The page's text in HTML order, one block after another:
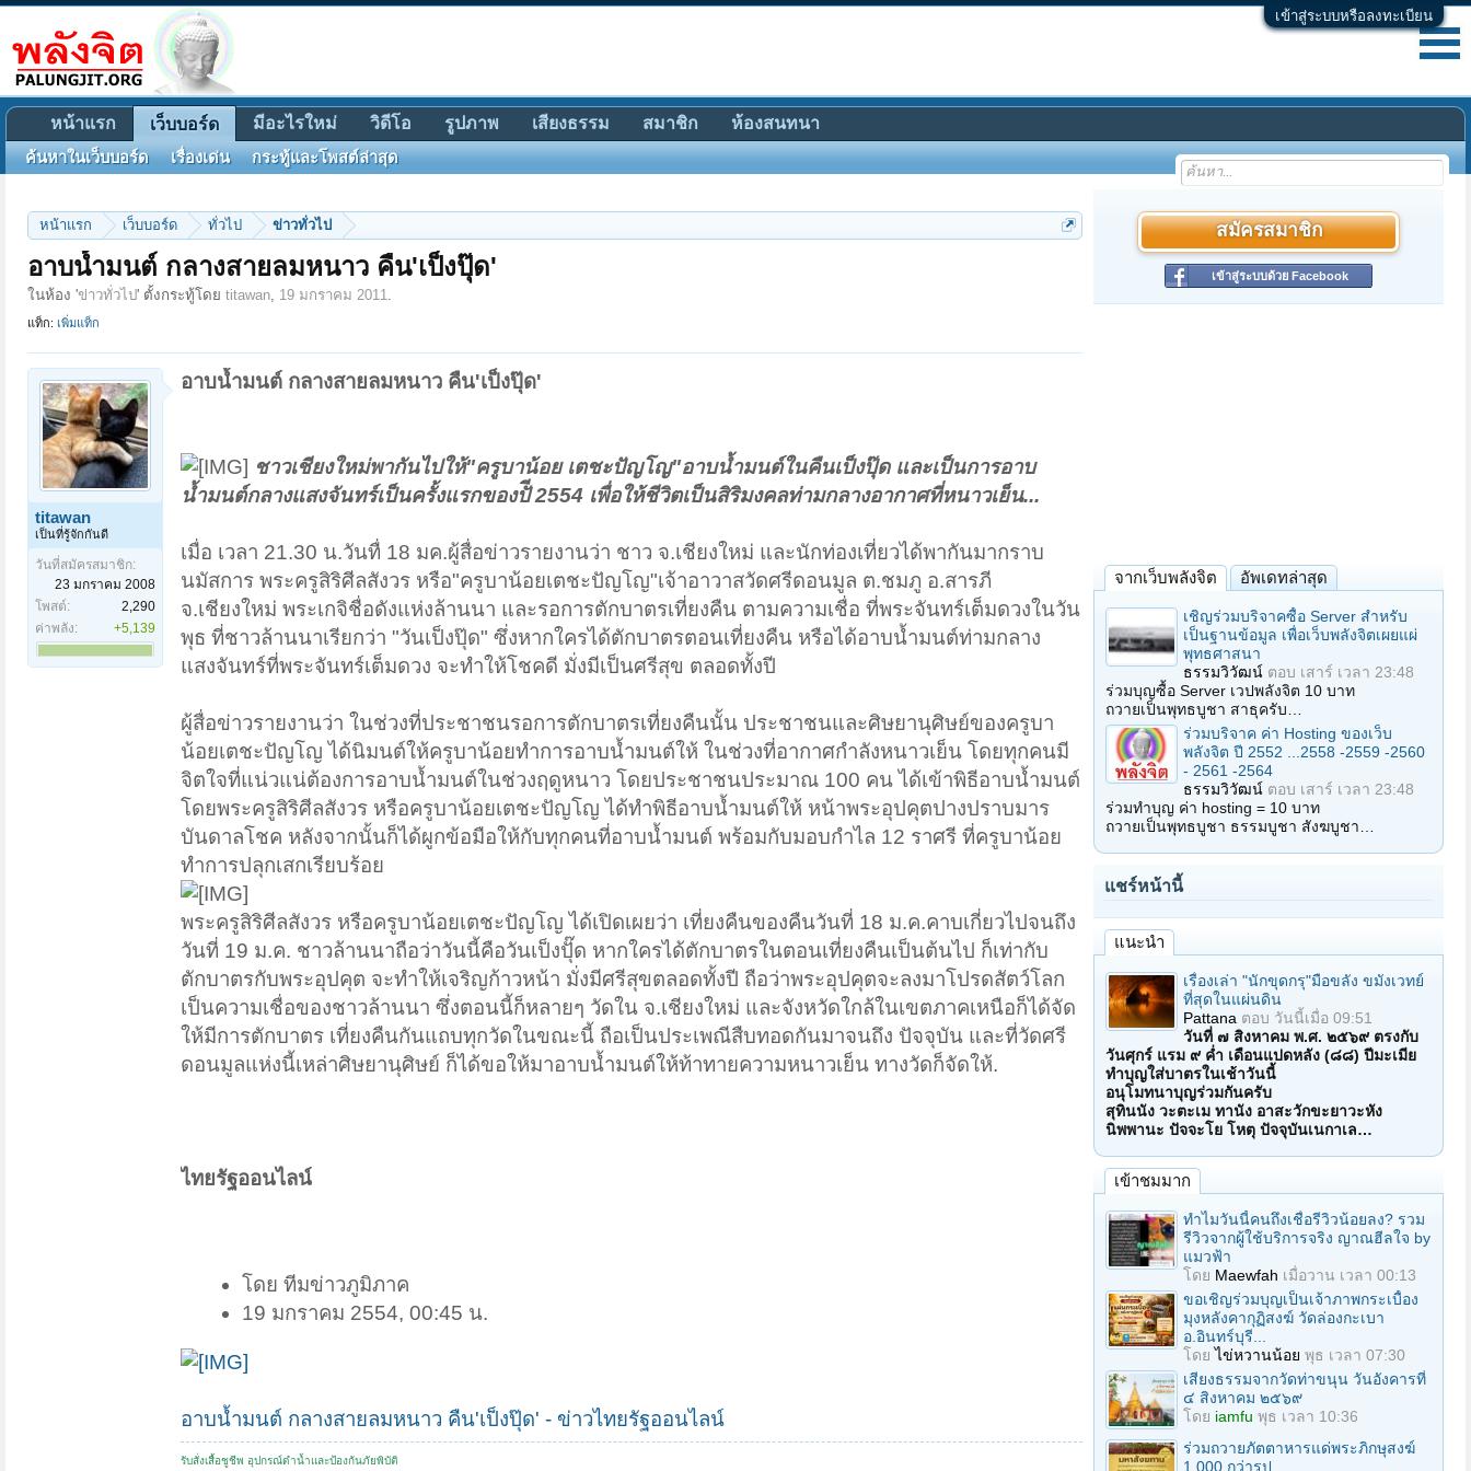
เข้าสู่ระบบหรือลงทะเบียน
หน้าแรก เว็บบอร์ด ทั่วไป ข่าวทั่วไป
อาบน้ำมนต์ กลางสายลมหนาว คืน'เป็งปุ๊ด'
ในห้อง 'ข่าวทั่วไป' ตั้งกระทู้โดย titawan, 19 มกราคม 2011.
แท็ก: เพิ่มแท็ก
titawan
เป็นที่รู้จักกันดี
วันที่สมัครสมาชิก:
23 มกราคม 2008
โพสต์:
2,290
ค่าพลัง:
+5,139
อาบน้ำมนต์ กลางสายลมหนาว คืน'เป็งปุ๊ด'
ชาวเชียงใหม่พากันไปให้"ครูบาน้อย เตชะปัญโญ"อาบน้ำมนต์ในคืนเป็งปุ๊ด และเป็นการอาบ
น้ำมนต์กลางแสงจันทร์เป็นครั้งแรกของปัี 2554 เพื่อให้ชีวิตเป็นสิริมงคลท่ามกลางอากาศที่หนาวเย็น...
เมื่อ เวลา 21.30 น.วันทื่ 18 มค.ผู้สื่อข่าวรายงานว่า ชาว จ.เชียงใหม่ และนักท่องเที่ยวได้พากันมากราบ
นมัสการ พระครูสิริศีลสังวร หรือ"ครูบาน้อยเตชะปัญโญ"เจ้าอาวาสวัดศรีดอนมูล ต.ชมภู อ.สารภี
จ.เชียงใหม่ พระเกจิชื่อดังแห่งล้านนา และรอการตักบาตรเที่ยงคืน ตามความเชื่อ ที่พระจันทร์เต็มดวงในวัน
พุธ ที่ชาวล้านนาเรียกว่า "วันเป็งปุ๊ด" ซึ่งหากใครได้ตักบาตรตอนเที่ยงคืน หรือได้อาบน้ำมนต์ท่ามกลาง
แสงจันทร์ที่พระจันทร์เต็มดวง จะทำให้โชคดี มั่งมีเป็นศรีสุข ตลอดทั้งปี
ผู้สื่อข่าวรายงานว่า ในช่วงที่ประชาชนรอการตักบาตรเที่ยงคืนนั้น ประชาชนและศิษยานุศิษย์ของครูบา
น้อยเตชะปัญโญ ได้นิมนต์ให้ครูบาน้อยทำการอาบน้ำมนต์ให้ ในช่วงที่อากาศกำลังหนาวเย็น โดยทุกคนมี
จิตใจที่แน่วแน่ต้องการอาบน้ำมนต์ในช่วงฤดูหนาว โดยประชาชนประมาณ 100 คน ได้เข้าพิธีอาบน้ำมนต์
โดยพระครูสิริศีลสังวร หรือครูบาน้อยเตชะปัญโญ ได้ทำพิธีอาบน้ำมนต์ให้ หน้าพระอุปคุตปางปราบมาร
บันดาลโชค หลังจากนั้นก็ได้ผูกข้อมือให้กับทุกคนที่อาบน้ำมนต์ พร้อมกับมอบกำไล 12 ราศรี ที่ครูบาน้อย
ทำการปลุกเสกเรียบร้อย
พระครูสิริศีลสังวร หรือครูบาน้อยเตชะปัญโญ ได้เปิดเผยว่า เที่ยงคืนของคืนวันที่ 18 ม.ค.คาบเกี่ยวไปจนถึง
วันที่ 19 ม.ค. ชาวล้านนาถือว่าวันนี้คือวันเป็งปุั๊ด หากใครได้ตักบาตรในตอนเที่ยงคืนเป็นต้นไป ก็เท่ากับ
ตักบาตรกับพระอุปคุต จะทำให้เจริญก้าวหน้า มั่งมีศรีสุขตลอดทั้งปี ถือว่าพระอุปคุตจะลงมาโปรดสัตว์โลก
เป็นความเชื่อของชาวล้านนา ซึ่งตอนนี้ก็หลายๆ วัดใน จ.เชียงใหม่ และจังหวัดใกล้ในเขตภาคเหนือก็ได้จัด
ให้มีการตักบาตร เที่ยงคืนกันแถบทุกวัดในขณะนี้ ถือเป็นประเพณีสืบทอดกันมาจนถึง ปัจจุบัน และที่วัดศรี
ดอนมูลแห่งนี้เหล่าศิษยานุศิษย์ ก็ได้ขอให้มาอาบน้ำมนต์ให้ท้าทายความหนาวเย็น ทางวัดก็จัดให้.
ไทยรัฐออนไลน์
โดย ทีมข่าวภูมิภาค
19 มกราคม 2554, 00:45 น.
อาบน้ำมนต์ กลางสายลมหนาว คืน'เป็งปุ๊ด' - ข่าวไทยรัฐออนไลน์
รับสั่งเสื้อชูชีพ อุปกรณ์ดำน้ำและป้องกันภัยพิบัติ
สมัครสมาชิก
เข้าสู่ระบบด้วย Facebook
จากเว็บพลังจิต อัพเดทล่าสุด
เชิญร่วมบริจาคซื้อ Server สำหรับ
เป็นฐานข้อมูล เพื่อเว็บพลังจิตเผยแผ่
พุทธศาสนา
ธรรมวิวัฒน์ ตอบ เสาร์ เวลา 23:48
ร่วมบุญซื้อ Server เวปพลังจิต 10 บาท
ถวายเป็นพุทธบูชา สาธุครับ…
ร่วมบริจาค ค่า Hosting ของเว็บ
พลังจิต ปี 2552 ...2558 -2559 -2560
- 2561 -2564
ธรรมวิวัฒน์ ตอบ เสาร์ เวลา 23:48
ร่วมทำบุญ ค่า hosting = 10 บาท
ถวายเป็นพุทธบูชา ธรรมบูชา สังฆบูชา…
แชร์หน้านี้
แนะนำ
เรื่องเล่า "นักขุดกรุ"มือขลัง ขมังเวทย์
ที่สุดในแผ่นดิน
Pattana ตอบ วันนี้เมื่อ 09:51
วันที่ ๗ สิงหาคม พ.ศ. ๒๕๖๙ ตรงกับ
วันศุกร์ แรม ๙ ค่ำ เดือนแปดหลัง (๘๘) ปีมะเมีย
ทำบุญใส่บาตรในเช้าวันนี้
อนุโมทนาบุญร่วมกันครับ
สุทินนัง วะตะเม ทานัง อาสะวักขะยาวะหัง
นิพพานะ ปัจจะโย โหตุ ปัจจุบันเนกาเล…
เข้าชมมาก
ทำไมวันนี้คนถึงเชื่อรีวิวน้อยลง? รวม
รีวิวจากผู้ใช้บริการจริง ญาณฮีลใจ by
แมวฟ้า
โดย Maewfah เมื่อวาน เวลา 00:13
ขอเชิญร่วมบุญเป็นเจ้าภาพกระเบื้อง
มุงหลังคากุฏิสงฆ์ วัดล่องกะเบา
อ.อินทร์บุรี...
โดยไข่หวานน้อย พุธ เวลา 07:30
เสียงธรรมจากวัดท่าขนุน วันอังคารที่
๔ สิงหาคม ๒๕๖๙
โดย iamfu พุธ เวลา 10:36
ร่วมถวายภัตตาหารแด่พระภิกษุสงฆ์
1,000 กว่ารูป...
หน้าแรก เว็บบอร์ด
ค้นหาในเว็บบอร์ด เรื่องเด่น กระทู้และโพสต์ล่าสุด
มีอะไรใหม่ วิดีโอ รูปภาพ เสียงธรรม สมาชิก ห้องสนทนา